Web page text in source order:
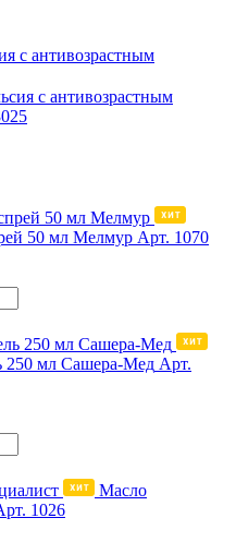
с антивозрастным
50 мл Мелмур Арт. 1070
мл Сашера-Мед Арт.
Масло
1026